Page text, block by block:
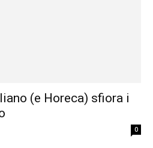
(e Horeca) sfiora i
0